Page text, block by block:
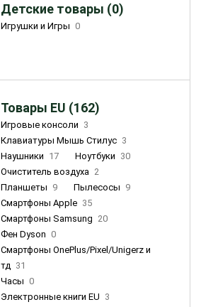
Детские товары (0)
Игрушки и Игры 0
Товары EU (162)
Игровые консоли 3
Клавиатуры Мышь Стилус 3
Наушники 17 Ноутбуки 30
Очиститель воздуха 2
Планшеты 9 Пылесосы 9
Смартфоны Apple 35
Смартфоны Samsung 20
Фен Dyson 0
Смартфоны OnePlus/Pixel/Unigerz и
тд 31
Часы 0
Электронные книги EU 3